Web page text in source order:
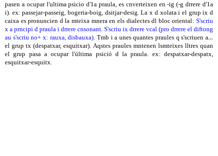
pasen a ocupar l'ultima psicio d'1a praula, es cnverteixen en -ig (-g drrere d'1a
i). ex: passejar-passeig, bogeria-boig, dsitjar-desig. La x d xolata i el grup ix d
caixa es pronuncien d la mteixa mnera en els dialectes dl bloc oriental: S'scriu
x a prncipi d praula i drrere cnsonant. S'scriu ix drrere vcal (pro drrere el diftong
au s'scriu no+ x: rauxa, disbauxa). Tmb i a unes quantes praules q s'scriuen am
el grup tx (despatxar, esquitxar). Aqstes praules mntenen lsmteixes lltres quan
el grup pasa a ocupar l'última psició d la praula. ex: despatxar-despatx,
esquitxar-esquitx.